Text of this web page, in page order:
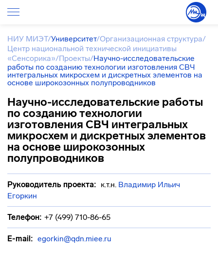
НИУ МИЭТ/Университет/Организационная структура/
Центр национальной технической инициативы
«Сенсорика»/Проекты/Научно-исследовательские
работы по созданию технологии изготовления СВЧ
интегральных микросхем и дискретных элементов на
основе широкозонных полупроводников
Научно-исследовательские работы
по созданию технологии
изготовления СВЧ интегральных
микросхем и дискретных элементов
на основе широкозонных
полупроводников
Руководитель проекта: к.т.н. Владимир Ильич
Егоркин
Телефон: +7 (499) 710-86-65
E-mail: egorkin@qdn.miee.ru